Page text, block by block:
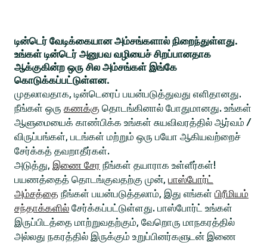
டின்டெர் வேடிக்கையான அம்சங்களால் நிறைந்துள்ளது.
உங்கள் டின்டெர் அனுபவ வழியைச் சிறப்பானதாக
ஆக்குகின்ற ஒரு சில அம்சங்கள் இங்கே
கொடுக்கப்பட்டுள்ளன.
முதலாவதாக, டின்டெரைப் பயன்படுத்துவது எளிதானது.
நீங்கள் ஒரு கணக்கு தொடங்கினால் போதுமானது. உங்கள்
ஆளுமையைக் காண்பிக்க உங்கள் சுயவிவரத்தில் ஆர்வம் /
விருப்பங்கள், படங்கள் மற்றும் ஒரு பயோ ஆகியவற்றைச்
சேர்க்கத் தவறாதீர்கள்.
அடுத்து, இணை சேர நீங்கள் தயாராக உள்ளீர்கள்!
பயணத்தைத் தொடங்குவதற்கு முன், பாஸ்போர்ட்
அம்சத்தை நீங்கள் பயன்படுத்தலாம், இது எங்கள் பிரீமியம்
சந்தாக்களில் சேர்க்கப்பட்டுள்ளது. பாஸ்போர்ட் உங்கள்
இருப்பிடத்தை மாற்றுவதற்கும், வேறொரு மாநகரத்தில்
அல்லது நகரத்தில் இருக்கும் உறுப்பினர்களுடன் இணை